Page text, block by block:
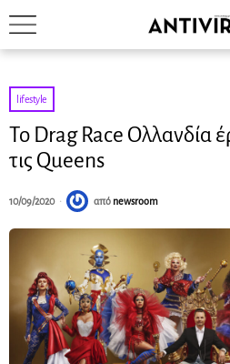
lifestyle
Το Drag Race Ολλανδία
τις Queens
10/09/2020 από newsroom